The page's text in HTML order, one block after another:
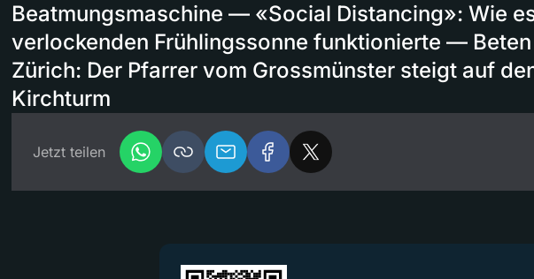
Beatmungsmaschine — «Social Distancing»: Wie
verlockenden Frühlingssonne funktionierte —
Zürich: Der Pfarrer vom Grossmünster steigt auf
Kirchturm
Jetzt teilen